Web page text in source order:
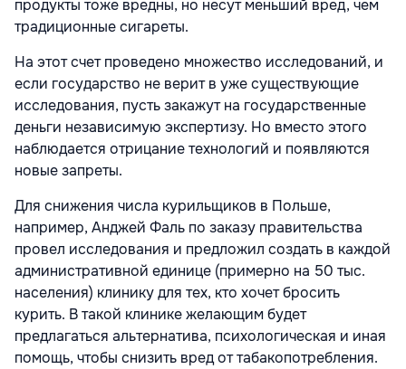
продукты тоже вредны, но несут меньший вред, чем
традиционные сигареты.
На этот счет проведено множество исследований, и
если государство не верит в уже существующие
исследования, пусть закажут на государственные
деньги независимую экспертизу. Но вместо этого
наблюдается отрицание технологий и появляются
новые запреты.
Для снижения числа курильщиков в Польше,
например, Анджей Фаль по заказу правительства
провел исследования и предложил создать в каждой
административной единице (примерно на 50 тыс.
населения) клинику для тех, кто хочет бросить
курить. В такой клинике желающим будет
предлагаться альтернатива, психологическая и иная
помощь, чтобы снизить вред от табакопотребления.